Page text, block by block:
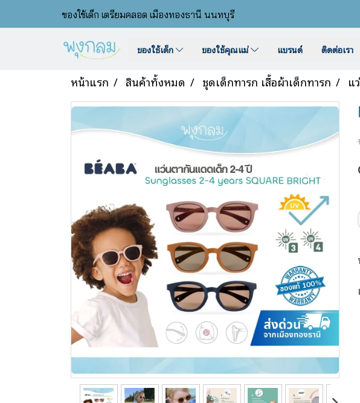
ของใช้เด็ก เตรียมคลอด เมืองทองธานี นนทบุรี
ของใช้เด็ก ของใช้คุณแม่ แบรนด์ ติดต่อเรา
หน้าแรก สินค้าทั้งหมด ชุดเด็กทารก เสื้อผ้าเด็กทารก แ